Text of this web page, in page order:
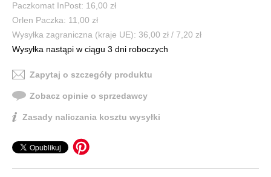
Paczkomat InPost: 16,00 zł
Orlen Paczka: 11,00 zł
Wysyłka zagraniczna (kraje UE): 36,00 zł / 7,20 zł
Wysyłka nastąpi w ciągu 3 dni roboczych
Zapytaj o szczegóły produktu
Zobacz opinie o sprzedawcy
Zasady naliczania kosztu wysyłki